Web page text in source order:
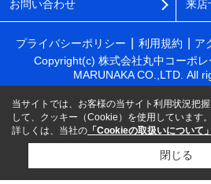
お問い合わせ 来店
プライバシーポリシー 利用規約 ア
Copyright(c) 株式会社丸中コーポ
MARUNAKA CO.,LTD. All
当サイトでは、お客様の当サイト利用状況把
して、クッキー（Cookie）を使用しています。
詳しくは、当社の 「Cookieの取扱いについて」
閉じる